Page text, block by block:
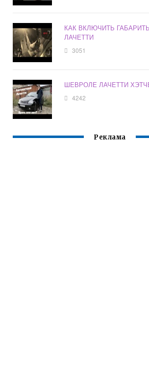
КАК ВКЛЮЧИТЬ
ЛАЧЕТТИ
3051
ШЕВРОЛЕ ЛАЧЕТТИ
4242
Реклама